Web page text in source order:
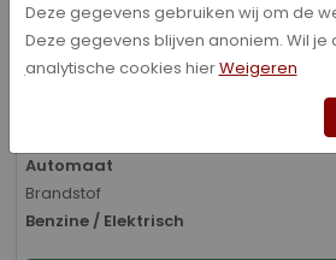
Bouwjaar
01-2026
Kilometerstand
Automaat
Brandstof
Benzine / Elektrisch
Deze gegevens gebruiken wij om de
Deze gegevens blijven anoniem. Wil je
analytische cookies hierWeigeren